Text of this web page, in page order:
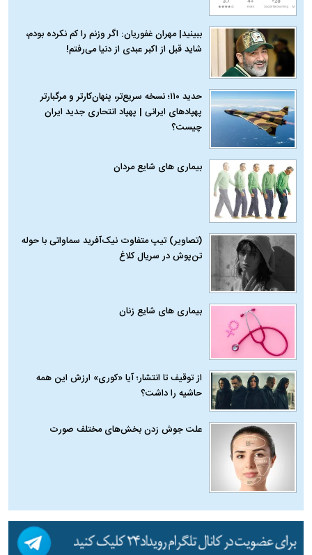
ببینید| مهران غفوریان: اگر وزنم را کم نکرده بودم،
شاید قبل از اکبر عبدی از دنیا می‌رفتم!
حدید ۱۱۰؛ نسخه سریع‌تر، پنهان‌کارتر و مرگبارتر
پهپادهای ایرانی | پهپاد انتحاری جدید ایران
چیست؟
بیماری‌ های شایع مردان
(تصاویر) تیپ متفاوت نیک‌آفرید سماواتی با حوله
تن‌پوش در سریال کلاغ
بیماری‌ های شایع زنان
از توقیف تا انتشار؛ آیا «کوری» ارزش این همه
حاشیه را داشت؟
علت جوش زدن بخش‌های مختلف صورت